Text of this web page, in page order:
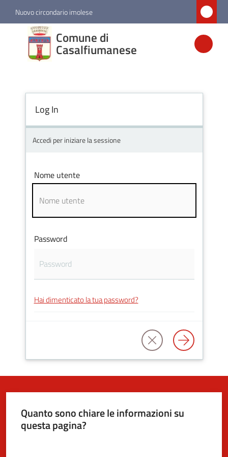
Vai al contenuto
Vai alla navigazione
Vai al footer
Nuovo circondario imolese
Comune di
Casalfiumanese
Comune di
Casalfiumanese
Amministrazione
Novità
Vivere
Casalfiumanese
5x1000
argomenti
Log In
Accedi per iniziare la sessione
Nome utente
Password
Hai dimenticato la tua password?
Quanto sono chiare le informazioni su
questa pagina?